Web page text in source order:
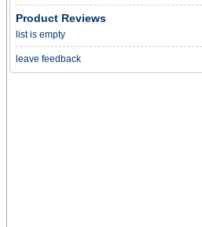
Product Reviews
list is empty
leave feedback